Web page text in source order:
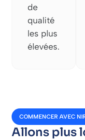
de
qualité
les plus
élevées.
COMMENCER AVEC
Allons plus